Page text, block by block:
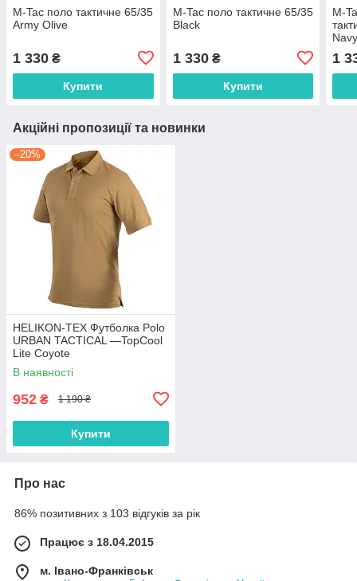
M-Tac поло тактичне 65/35
Army Olive
1 330 ₴
Купити
M-Tac поло тактичне 65/35
Black
1 330₴
Купити
M-
1
Акційні пропозиції та новинки
–20%
HELIKON-TEX Футболка Polo
URBAN TACTICAL —TopCool
Lite Coyote
В наявності
952 ₴ 1 190 ₴
Купити
Про нас
86% позитивних з 103 відгуків за рік
Працює з 18.04.2015
м. Івано-Франківськ